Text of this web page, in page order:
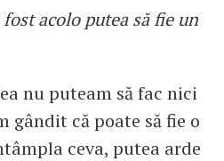
acolo putea să fie un
nu puteam să fac nici
gândit că poate să fie o
ceva, putea arde